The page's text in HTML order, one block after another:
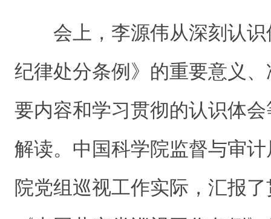
会上，李源伟从深刻认
纪律处分条例》的重要意义
要内容和学习贯彻的认识体
解读。中国科学院监督与审
院党组巡视工作实际，汇报